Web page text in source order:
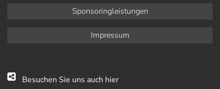
Sponsoringleistungen
Impressum
Besuchen Sie uns auch hier